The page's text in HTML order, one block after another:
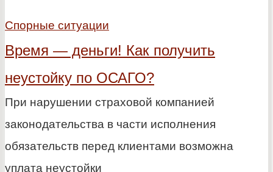
Спорные ситуации
Время — деньги! Как получить
неустойку по ОСАГО?
При нарушении страховой компанией
законодательства в части исполнения
обязательств перед клиентами возможна
уплата неустойки